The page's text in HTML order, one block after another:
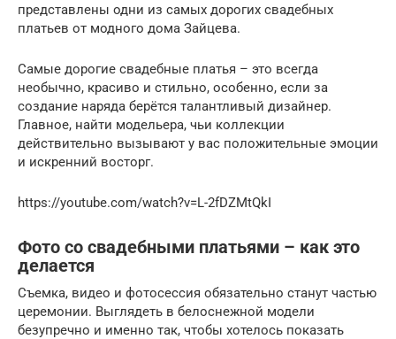
представлены одни из самых дорогих свадебных
платьев от модного дома Зайцева.
Самые дорогие свадебные платья – это всегда
необычно, красиво и стильно, особенно, если за
создание наряда берётся талантливый дизайнер.
Главное, найти модельера, чьи коллекции
действительно вызывают у вас положительные эмоции
и искренний восторг.
https://youtube.com/watch?v=L-2fDZMtQkI
Фото со свадебными платьями – как это
делается
Съемка, видео и фотосессия обязательно станут частью
церемонии. Выглядеть в белоснежной модели
безупречно и именно так, чтобы хотелось показать